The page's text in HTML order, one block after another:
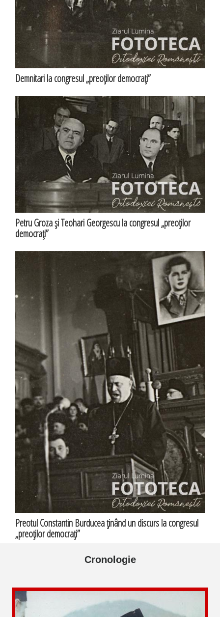
Demnitari la congresul „preoţilor democraţi”
Petru Groza şi Teohari Georgescu la congresul „preoţilor
democraţi”
Preotul Constantin Burducea ţinând un discurs la congresul
„preoţilor democraţi”
Cronologie